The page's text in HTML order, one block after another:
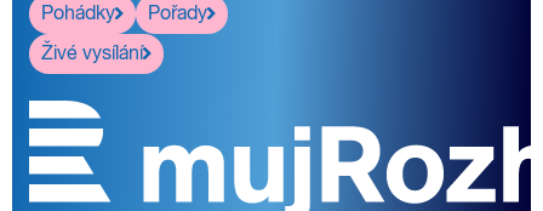
Pohádky
Pořady
Živé vysílání